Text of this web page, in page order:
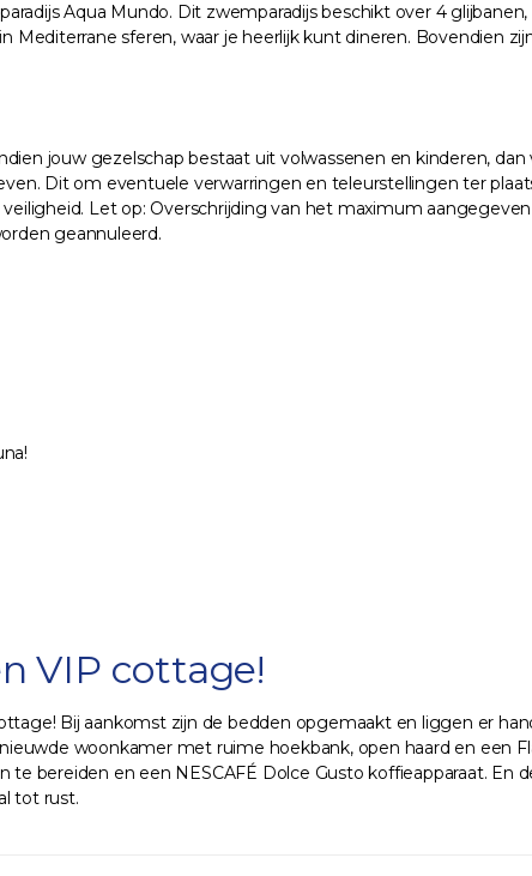
Aqua Mundo. Dit zwemparadijs beschikt over 4
sferen, waar je heerlijk kunt dineren. Bovendien
jouw gezelschap bestaat uit volwassenen en kinderen,
Dit om eventuele verwarringen en teleurstellingen ter
Let op: Overschrijding van het maximum
geannuleerd.
VIP cottage!
Bij aankomst zijn de bedden opgemaakt en liggen er
woonkamer met ruime hoekbank, open haard en een
bereiden en een NESCAFÉ Dolce Gusto koffieapparaat. En
tot rust.